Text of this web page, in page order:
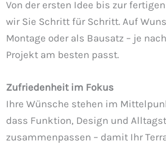
Von der ersten Idee bis zur
wir Sie Schritt für Schritt. Auf
Montage oder als Bausatz – je
Projekt am besten passt.
Zufriedenheit im Fokus
Ihre Wünsche stehen im
dass Funktion, Design und
zusammenpassen – damit Ihr